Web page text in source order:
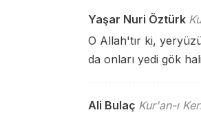
Yaşar Nuri Öztürk
O Allah'tır ki,
da onları yedi gök
Ali Bulaç Kur'an-ı